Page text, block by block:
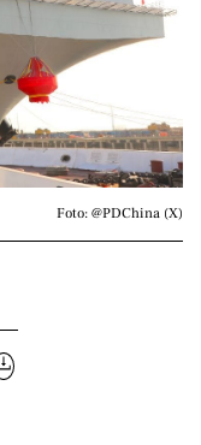
Foto: @PDChina (X)